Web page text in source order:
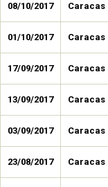
08/10/2017 Caracas
01/10/2017 Caracas
17/09/2017 Caracas
13/09/2017 Caracas
03/09/2017 Caracas
23/08/2017 Caracas